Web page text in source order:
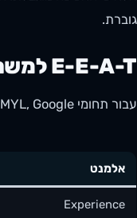
גוברת.
E-E-A-T למשרד עורכי דין — הרכיב הקריטי
עבור תחומי YMYL, Google מדגישה במיוחד את E-E-A-T:
אלמנט
Experience